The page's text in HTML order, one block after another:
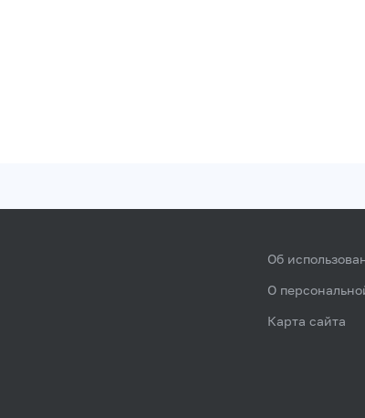
Об
О
Карта сайта